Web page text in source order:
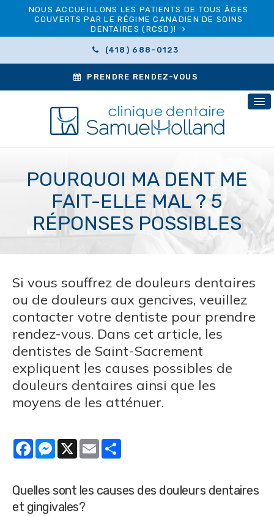
NOUS ACCUEILLONS LES PATIENTS DE TOUS ÂGES
COUVERTS PAR LE RÉGIME CANADIEN DE SOINS
DENTAIRES (RCSD)!
(418) 688-0123
PRENDRE RENDEZ-VOUS
POURQUOI MA DENT ME
FAIT-ELLE MAL ? 5
RÉPONSES POSSIBLES
Si vous souffrez de douleurs dentaires
ou de douleurs aux gencives, veuillez
contacter votre dentiste pour prendre
rendez-vous. Dans cet article, les
dentistes de Saint-Sacrement
expliquent les causes possibles de
douleurs dentaires ainsi que les
moyens de les atténuer.
FacebookMessenger
X Email
Quelles sont les causes des douleurs dentaires
et gingivales?